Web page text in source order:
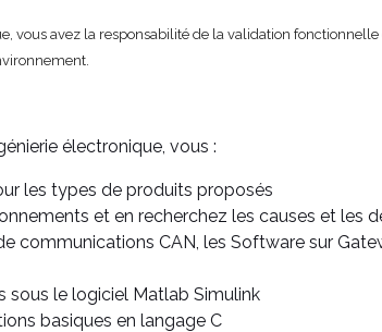
vous avez la responsabilité de la validation
électronique, vous :
les types de produits proposés
et en recherchez les causes et les
communications CAN, les Software sur
sous le logiciel Matlab Simulink
basiques en langage C